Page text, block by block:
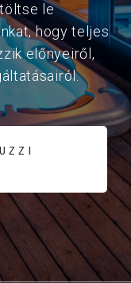
le
hogy teljes
előnyeiről,